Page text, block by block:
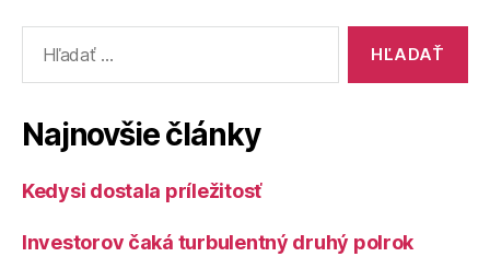
Najnovšie články
Kedysi dostala príležitosť
Investorov čaká turbulentný druhý polrok